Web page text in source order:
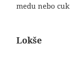
medu nebo
Lokše